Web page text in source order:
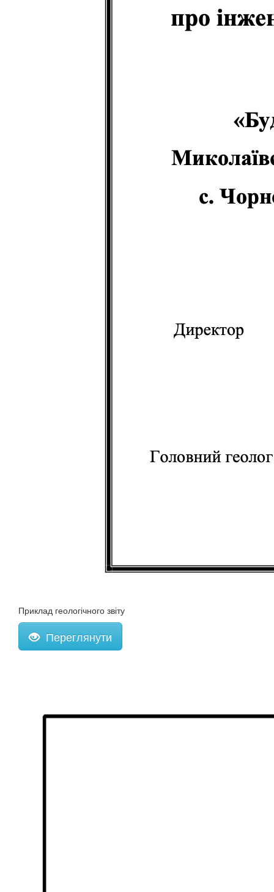
Приклад геологічного звіту
Переглянути